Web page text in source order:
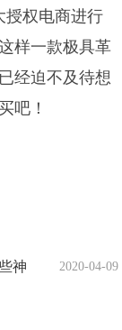
授权电商进行
样一款极具革
经迫不及待想
吧！
2020-04-09
神